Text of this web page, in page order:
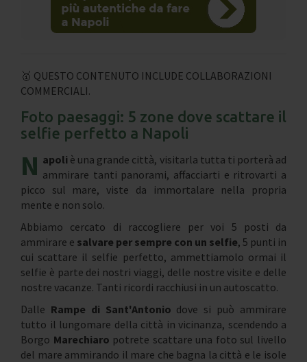
🥇 QUESTO CONTENUTO INCLUDE COLLABORAZIONI
COMMERCIALI.
Foto paesaggi: 5 zone dove scattare il
selfie perfetto a Napoli
N apoli è una grande città, visitarla tutta ti porterà ad
ammirare tanti panorami, affacciarti e ritrovarti a
picco sul mare, viste da immortalare nella propria
mente e non solo.
Abbiamo cercato di raccogliere per voi 5 posti da
ammirare e salvare per sempre con un selfie, 5 punti in
cui scattare il selfie perfetto, ammettiamolo ormai il
selfie è parte dei nostri viaggi, delle nostre visite e delle
nostre vacanze. Tanti ricordi racchiusi in un autoscatto.
Dalle Rampe di Sant'Antonio dove si può ammirare
tutto il lungomare della città in vicinanza, scendendo a
Borgo Marechiaro potrete scattare una foto sul livello
del mare ammirando il mare che bagna la città e le isole